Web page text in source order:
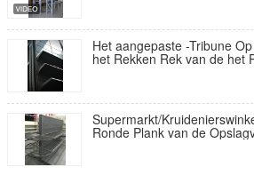
Het aangepaste -Tribune
het Rekken Rek van de het
Supermarkt/
Ronde Plank van de